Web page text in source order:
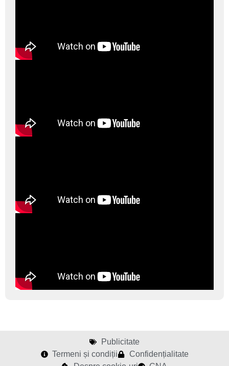
Publicitate
Termeni și condiții
Confidențialitate